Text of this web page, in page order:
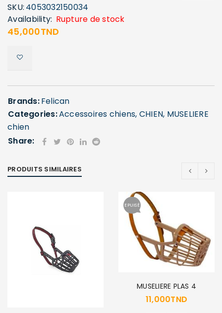
SKU: 4053032150034
Availability: Rupture de stock
45,000TND
Brands:Felican
Categories:Accessoires chiens, CHIEN, MUSELIERE
chien
Share:
PRODUITS SIMILAIRES
EPUISÉ
MUSELIERE PLAS 4
11,000TND